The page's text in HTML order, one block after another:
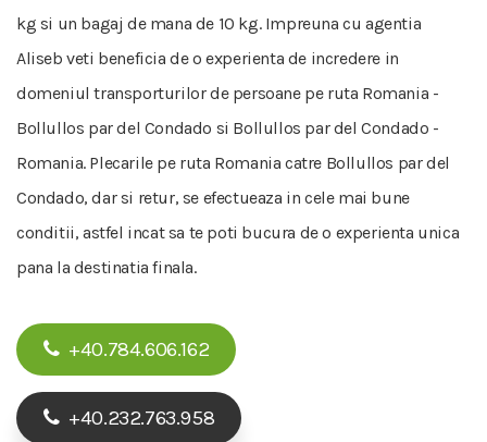
kg si un bagaj de mana de 10 kg. Impreuna cu agentia
Aliseb veti beneficia de o experienta de incredere in
domeniul transporturilor de persoane pe ruta Romania -
Bollullos par del Condado si Bollullos par del Condado -
Romania. Plecarile pe ruta Romania catre Bollullos par del
Condado, dar si retur, se efectueaza in cele mai bune
conditii, astfel incat sa te poti bucura de o experienta unica
pana la destinatia finala.
+40.784.606.162
+40.232.763.958